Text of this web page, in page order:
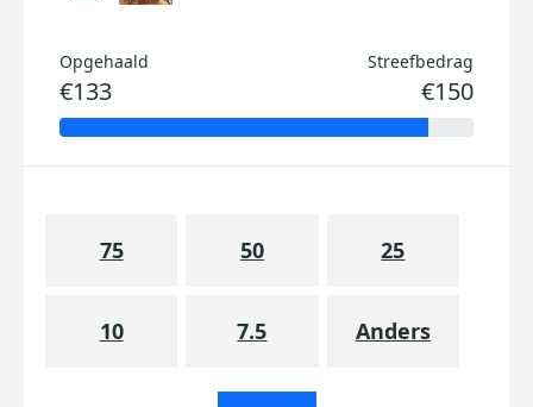
Opgehaald
€133
Streefbedrag
€150
75 50 25
10 7.5 Anders